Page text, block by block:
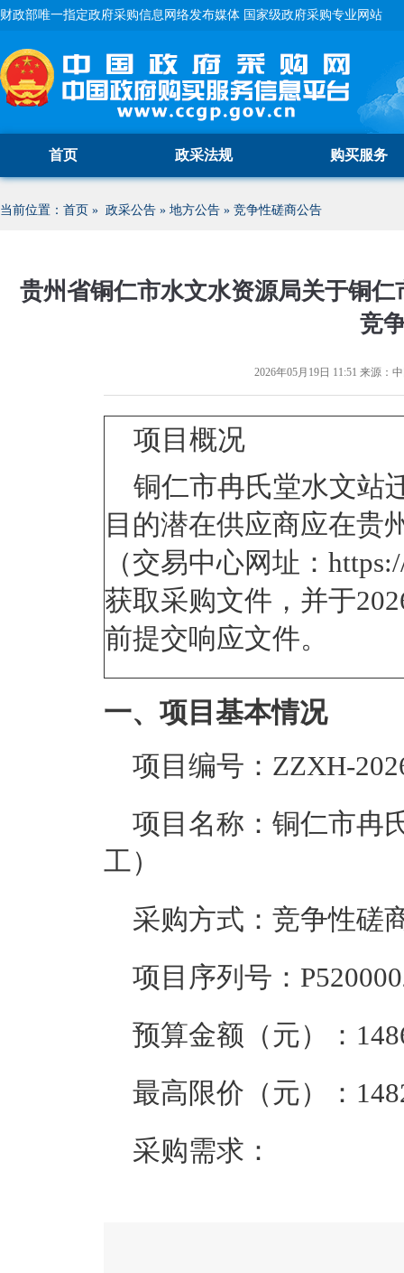
财政部唯一指定政府采购信息网络发布媒体 国家级政府采购专业网站
首页 政采法规 购买服务
当前位置： 首页 » 政采公告 » 地方公告 » 竞争性磋商公告
贵州省铜仁市水文水资源局关于铜
竞
2026年05月19日 11:51 来源：
项目
铜仁市冉氏堂水文站
目的潜在供应商应在贵
（交易中心网址：
获取采购文件，并于
前提交响应文件。
一、项目基本情况
项目编号： ZZXH-
项目名称： 铜仁市冉
工）
采购方式：竞争性磋
项目序列号：
预算金额（元）：
最高限价（元）：
采购需求：